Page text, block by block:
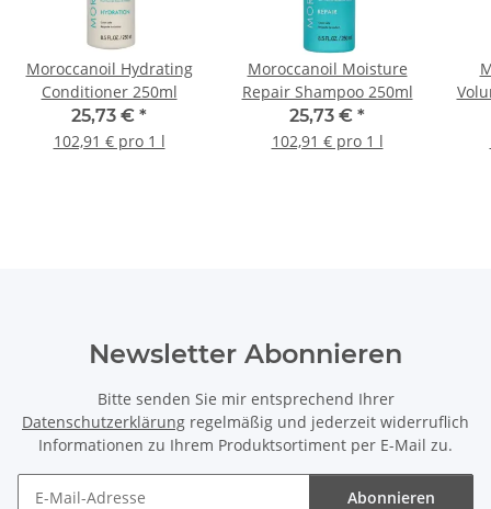
Moroccanoil Hydrating
Conditioner 250ml
25,73 € *
102,91 € pro 1 l
Moroccanoil Moisture
Repair Shampoo 250ml
25,73 € *
102,91 € pro 1 l
Newsletter Abonnieren
Bitte senden Sie mir entsprechend Ihrer
Datenschutzerklärung regelmäßig und jederzeit widerruflich
Informationen zu Ihrem Produktsortiment per E-Mail zu.
Abonnieren